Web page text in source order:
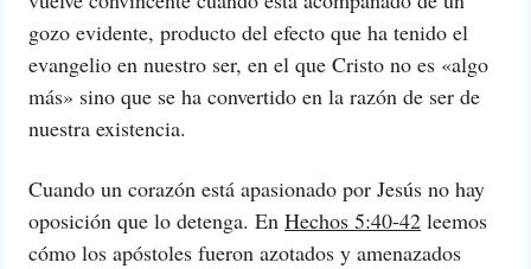
gozo evidente, producto del efecto que ha tenido el
evangelio en nuestro ser, en el que Cristo no es «algo
más» sino que se ha convertido en la razón de ser de
nuestra existencia.
Cuando un corazón está apasionado por Jesús no hay
oposición que lo detenga. En Hechos 5:40-42 leemos
cómo los apóstoles fueron azotados y amenazados